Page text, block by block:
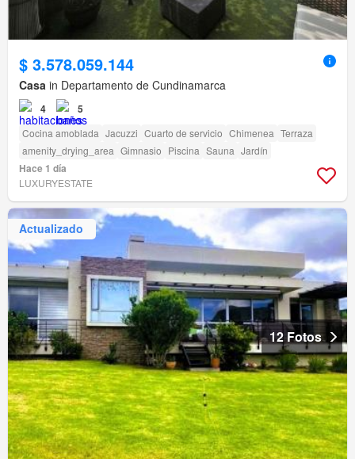
$ 3.578.059.144
Casa in Departamento de Cundinamarca
4 5
Cocina amoblada Jacuzzi Cuarto de servicio Chimenea Terraza
amenity_drying_area Gimnasio Piscina Sauna Jardín
Hace 1 día
LUXURYESTATE
Actualizado
12 Fotos